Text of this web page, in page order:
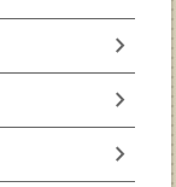
chevron_right
chevron_right
chevron_right